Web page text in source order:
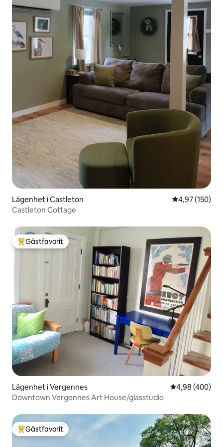
Lägenhet i Castleton 4,97 av 5 i
4,97 (150)
Castleton Cottage
Populär gästfavorit
Gästfavorit
Lägenhet i Vergennes 4,98 av 5 i
4,98 (400)
Downtown Vergennes Art House/glasstudio
Populär gästfavorit
Gästfavorit